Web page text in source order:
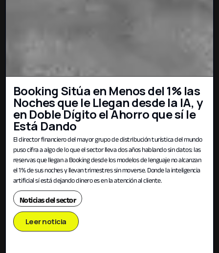
Booking Sitúa en Menos del 1% las
Noches que le Llegan desde la IA, y
en Doble Dígito el Ahorro que sí le
Está Dando
El director financiero del mayor grupo de distribución turística del mundo
puso cifra a algo de lo que el sector lleva dos años hablando sin datos: las
reservas que llegan a Booking desde los modelos de lenguaje no alcanzan
el 1% de sus noches y llevan trimestres sin moverse. Donde la inteligencia
artificial sí está dejando dinero es en la atención al cliente.
Noticias del sector
Leer noticia